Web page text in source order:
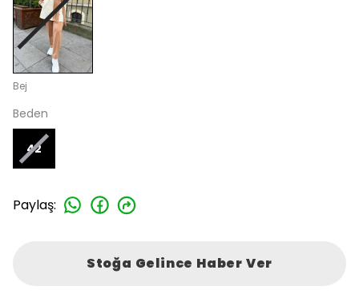
Bej
Beden
42
Paylaş:
Stoğa Gelince Haber Ver